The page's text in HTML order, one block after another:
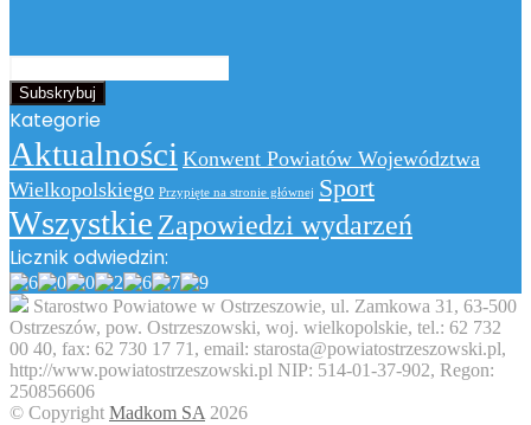
swój
adres
email
Kategorie
Aktualności Konwent Powiatów Województwa
Wielkopolskiego Przypięte na stronie głównej Sport
Wszystkie Zapowiedzi wydarzeń
Licznik odwiedzin:
Starostwo Powiatowe w Ostrzeszowie, ul. Zamkowa 31, 63-500
Ostrzeszów, pow. Ostrzeszowski, woj. wielkopolskie, tel.: 62 732
00 40, fax: 62 730 17 71, email: starosta@powiatostrzeszowski.pl,
http://www.powiatostrzeszowski.pl NIP: 514-01-37-902, Regon:
250856606
© Copyright Madkom SA 2026